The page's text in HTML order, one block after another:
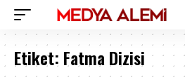
Etiket: Fatma Dizisi